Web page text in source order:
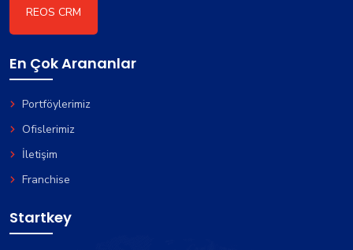
REOS CRM
En Çok Arananlar
Portföylerimiz
Ofislerimiz
İletişim
Franchise
Startkey